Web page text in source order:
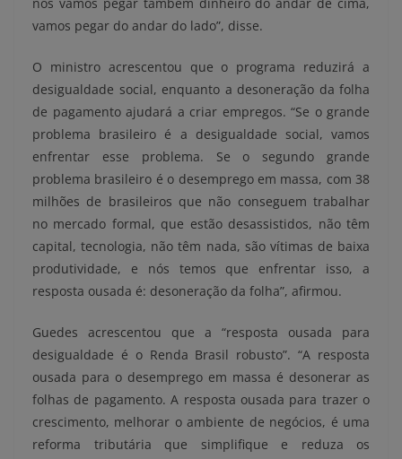
vamos pegar do andar do lado”, disse.
O ministro acrescentou que o programa reduzirá a
desigualdade social, enquanto a desoneração da folha
de pagamento ajudará a criar empregos. “Se o grande
problema brasileiro é a desigualdade social, vamos
enfrentar esse problema. Se o segundo grande
problema brasileiro é o desemprego em massa, com 38
milhões de brasileiros que não conseguem trabalhar
no mercado formal, que estão desassistidos, não têm
capital, tecnologia, não têm nada, são vítimas de baixa
produtividade, e nós temos que enfrentar isso, a
resposta ousada é: desoneração da folha”, afirmou.
Guedes acrescentou que a “resposta ousada para
desigualdade é o Renda Brasil robusto”. “A resposta
ousada para o desemprego em massa é desonerar as
folhas de pagamento. A resposta ousada para trazer o
crescimento, melhorar o ambiente de negócios, é uma
reforma tributária que simplifique e reduza os